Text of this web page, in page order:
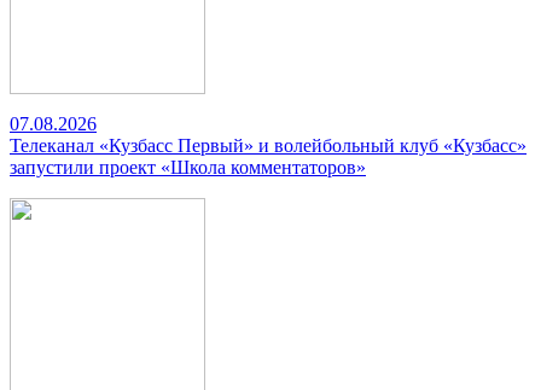
07.08.2026
Телеканал «Кузбасс Первый» и волейбольный клуб «Кузбасс»
запустили проект «Школа комментаторов»